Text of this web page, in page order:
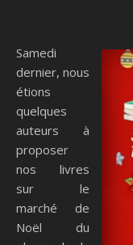
Samedi
dernier, nous
étions
quelques
auteurs à
proposer
nos livres
sur le
marché de
Noël du